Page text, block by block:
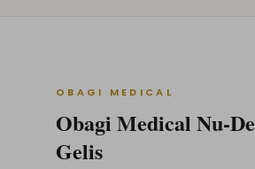
OBAGI MEDICAL
Obagi Medical Nu-
Gelis